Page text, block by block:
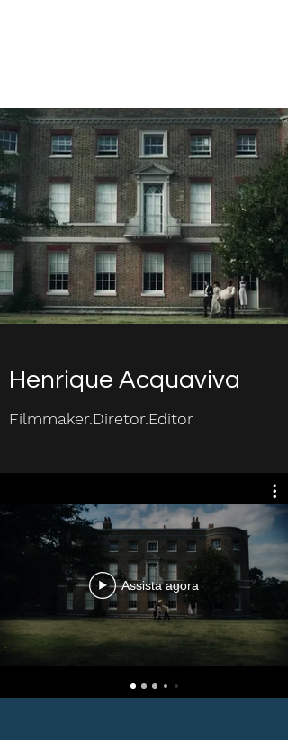
Henrique Acquaviva
Filmmaker.Diretor.Editor
Assista agora